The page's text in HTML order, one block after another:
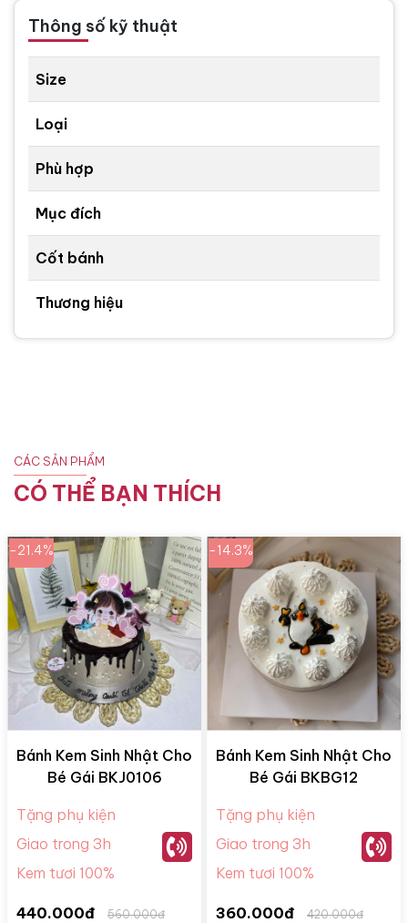
Thông số kỹ thuật
Size
Loại
Phù hợp
Mục đích
Cốt bánh
Thương hiệu
CÁC SẢN PHẨM
CÓ THỂ BẠN THÍCH
-21.4%
Bánh Kem Sinh Nhật Cho
Bé Gái BKJ0106
Tặng phụ kiện
Giao trong 3h
Kem tươi 100%
440.000đ 560.000đ
-14.3%
Bánh Kem Sinh Nhật Cho
Bé Gái BKBG12
Tặng phụ kiện
Giao trong 3h
Kem tươi 100%
360.000đ 420.000đ